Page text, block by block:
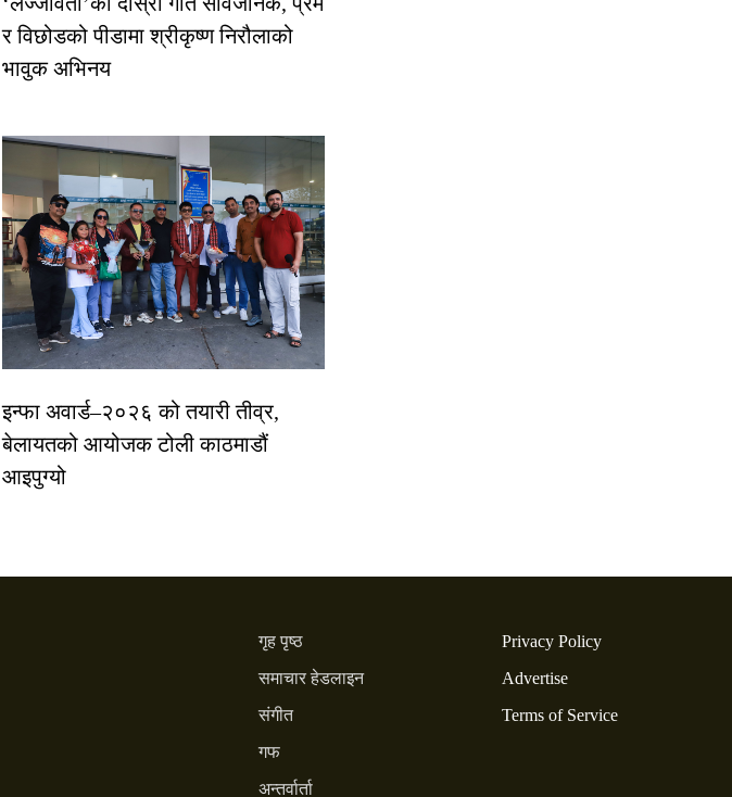
र विछोडको पीडामा श्रीकृष्ण निरौलाको
भावुक अभिनय
इन्फा अवार्ड–२०२६ को तयारी तीव्र,
बेलायतको आयोजक टोली काठमाडौं
आइपुग्यो
गृह पृष्ठ
समाचार हेडलाइन
संगीत
गफ
अन्तर्वार्ता
Privacy Policy
Advertise
Terms of Service